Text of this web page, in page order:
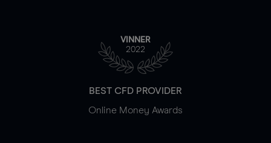
VINNER
2022
BEST CFD PROVIDER
Online Money Awards